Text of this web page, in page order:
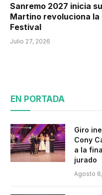
Sanremo 2027 inicia
Martino revoluciona
Festival
Julio 27, 2026
EN PORTADA
Giro
Cony
a la
jurado
Agosto